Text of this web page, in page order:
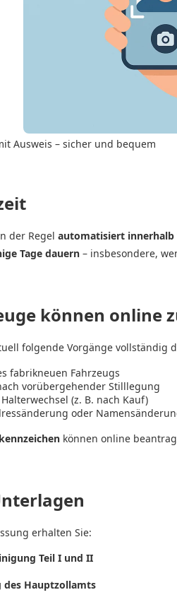
Ausweis – sicher und bequem
der Regel automatisiert
Tage dauern – insbesondere,
können online
folgende Vorgänge vollständig
fabrikneuen Fahrzeugs
vorübergehender Stilllegung
(z. B. nach Kauf)
oder
können online
erhalten Sie:
Teil I und II
Hauptzollamts